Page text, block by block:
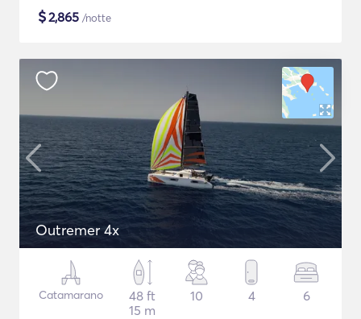
$2,865 /notte
Outremer 4x
Catamarano
48 ft
15 m
10 4 6